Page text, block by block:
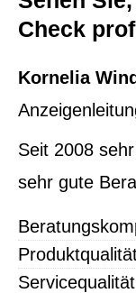
Check
Kornelia Wind
Seit 2008
sehr gute